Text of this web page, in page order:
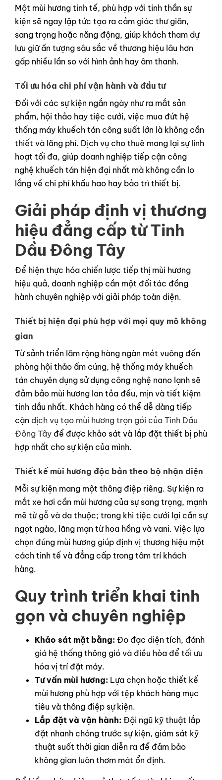
Một mùi hương tinh tế, phù hợp với tinh thần sự
kiện sẽ ngay lập tức tạo ra cảm giác thư giãn,
sang trọng hoặc năng động, giúp khách tham dự
lưu giữ ấn tượng sâu sắc về thương hiệu lâu hơn
gấp nhiều lần so với hình ảnh hay âm thanh.
Tối ưu hóa chi phí vận hành và đầu tư
Đối với các sự kiện ngắn ngày như ra mắt sản
phẩm, hội thảo hay tiệc cưới, việc mua đứt hệ
thống máy khuếch tán công suất lớn là không cần
thiết và lãng phí. Dịch vụ cho thuê mang lại sự linh
hoạt tối đa, giúp doanh nghiệp tiếp cận công
nghệ khuếch tán hiện đại nhất mà không cần lo
lắng về chi phí khấu hao hay bảo trì thiết bị.
Giải pháp định vị thương
hiệu đẳng cấp từ Tinh
Dầu Đông Tây
Để hiện thực hóa chiến lược tiếp thị mùi hương
hiệu quả, doanh nghiệp cần một đối tác đồng
hành chuyên nghiệp với giải pháp toàn diện.
Thiết bị hiện đại phù hợp với mọi quy mô không
gian
Từ sảnh triển lãm rộng hàng ngàn mét vuông đến
phòng hội thảo ấm cúng, hệ thống máy khuếch
tán chuyên dụng sử dụng công nghệ nano lạnh sẽ
đảm bảo mùi hương lan tỏa đều, mịn và tiết kiệm
tinh dầu nhất. Khách hàng có thể dễ dàng tiếp
cận dịch vụ tạo mùi hương trọn gói của Tinh Dầu
Đông Tây để được khảo sát và lắp đặt thiết bị phù
hợp nhất cho sự kiện của mình.
Thiết kế mùi hương độc bản theo bộ nhận diện
Mỗi sự kiện mang một thông điệp riêng. Sự kiện ra
mắt xe hơi cần mùi hương của sự sang trọng, mạnh
mẽ từ gỗ và da thuộc; trong khi tiệc cưới lại cần sự
ngọt ngào, lãng mạn từ hoa hồng và vani. Việc lựa
chọn đúng mùi hương giúp định vị thương hiệu một
cách tinh tế và đẳng cấp trong tâm trí khách
hàng.
Quy trình triển khai tinh
gọn và chuyên nghiệp
Khảo sát mặt bằng: Đo đạc diện tích, đánh
giá hệ thống thông gió và điều hòa để tối ưu
hóa vị trí đặt máy.
Tư vấn mùi hương: Lựa chọn hoặc thiết kế
mùi hương phù hợp với tệp khách hàng mục
tiêu và thông điệp sự kiện.
Lắp đặt và vận hành: Đội ngũ kỹ thuật lắp
đặt nhanh chóng trước sự kiện, giám sát kỹ
thuật suốt thời gian diễn ra để đảm bảo
không gian luôn thơm mát ổn định.